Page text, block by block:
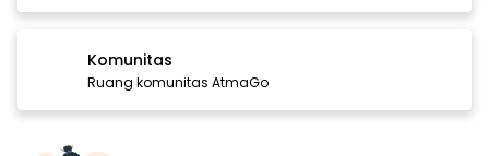
Komunitas
Ruang komunitas AtmaGo